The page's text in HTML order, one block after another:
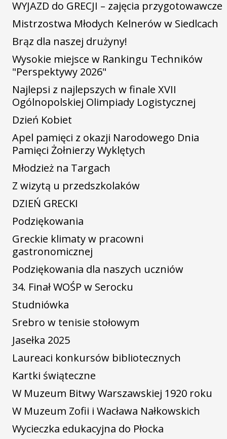
WYJAZD do GRECJI – zajęcia przygotowawcze
Mistrzostwa Młodych Kelnerów w Siedlcach
Brąz dla naszej drużyny!
Wysokie miejsce w Rankingu Techników
"Perspektywy 2026"
Najlepsi z najlepszych w finale XVII
Ogólnopolskiej Olimpiady Logistycznej
Dzień Kobiet
Apel pamięci z okazji Narodowego Dnia
Pamięci Żołnierzy Wyklętych
Młodzież na Targach
Z wizytą u przedszkolaków
DZIEŃ GRECKI
Podziękowania
Greckie klimaty w pracowni
gastronomicznej
Podziękowania dla naszych uczniów
34. Finał WOŚP w Serocku
Studniówka
Srebro w tenisie stołowym
Jasełka 2025
Laureaci konkursów bibliotecznych
Kartki świąteczne
W Muzeum Bitwy Warszawskiej 1920 roku
W Muzeum Zofii i Wacława Nałkowskich
Wycieczka edukacyjna do Płocka